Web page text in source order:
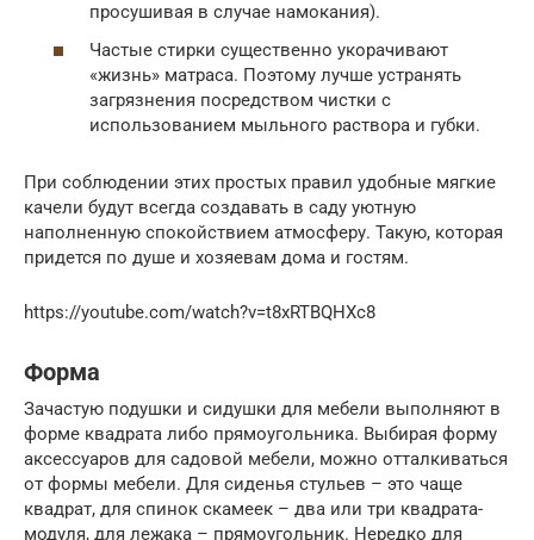
просушивая в случае намокания).
Частые стирки существенно укорачивают
«жизнь» матраса. Поэтому лучше устранять
загрязнения посредством чистки с
использованием мыльного раствора и губки.
При соблюдении этих простых правил удобные мягкие
качели будут всегда создавать в саду уютную
наполненную спокойствием атмосферу. Такую, которая
придется по душе и хозяевам дома и гостям.
https://youtube.com/watch?v=t8xRTBQHXc8
Форма
Зачастую подушки и сидушки для мебели выполняют в
форме квадрата либо прямоугольника. Выбирая форму
аксессуаров для садовой мебели, можно отталкиваться
от формы мебели. Для сиденья стульев – это чаще
квадрат, для спинок скамеек – два или три квадрата-
модуля, для лежака – прямоугольник. Нередко для